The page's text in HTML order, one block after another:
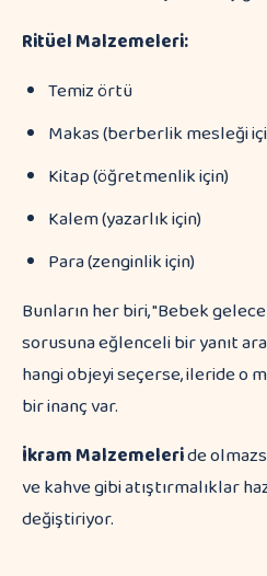
Ritüel Malzemeleri:
Temiz örtü
Makas (berberlik mesleği
Kitap (öğretmenlik için)
Kalem (yazarlık için)
Para (zenginlik için)
Bunların her biri, "Bebek
sorusuna eğlenceli bir yanıt
hangi objeyi seçerse, ileride o
bir inanç var.
İkram Malzemeleride
ve kahve gibi atıştırmalıklar
değiştiriyor.